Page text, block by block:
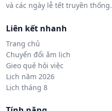
và các ngày lễ tết truyền thống.
Liên kết nhanh
Trang chủ
Chuyển đổi âm lịch
Gieo quẻ hỏi việc
Lịch năm 2026
Lịch tháng 8